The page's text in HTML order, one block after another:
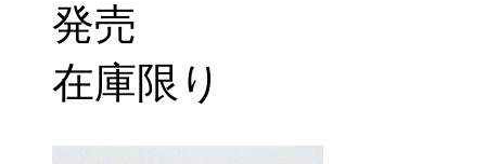
発売
在庫限り